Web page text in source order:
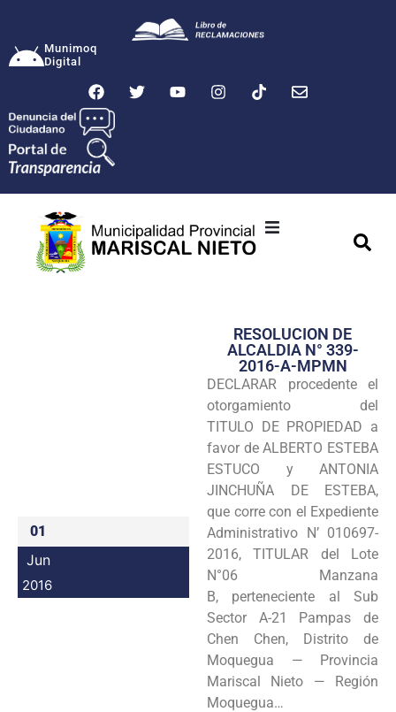
Munimoq
Digital
Transparencia
Seguridad
Programas
Intranet
01
Jun
2016
RESOLUCION DE
ALCALDIA N° 339-
2016-A-MPMN
DECLARAR procedente el
otorgamiento del
TITULO DE PROPIEDAD a
favor de ALBERTO ESTEBA
ESTUCO y ANTONIA
JINCHUÑA DE ESTEBA,
que corre con el Expediente
Administrativo N’ 010697-
2016, TITULAR del Lote
N°06 Manzana
B, perteneciente al Sub
Sector A-21 Pampas de
Chen Chen, Distrito de
Moquegua — Provincia
Mariscal Nieto — Región
Moquegua…